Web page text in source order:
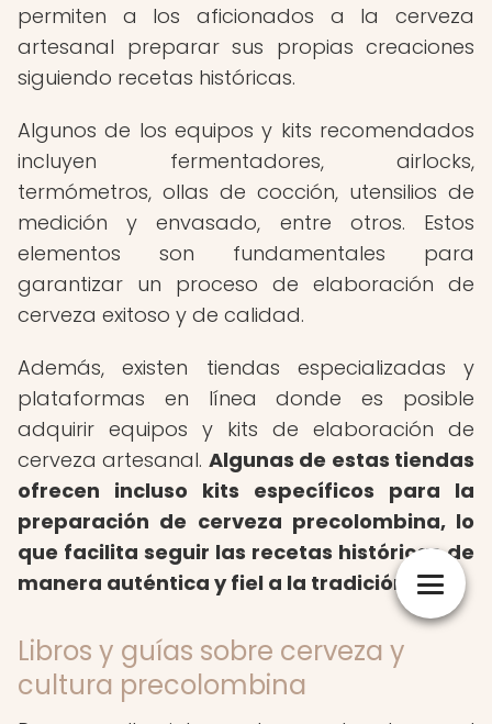
permiten a los aficionados a la cerveza
artesanal preparar sus propias creaciones
siguiendo recetas históricas.
Algunos de los equipos y kits recomendados
incluyen fermentadores, airlocks,
termómetros, ollas de cocción, utensilios de
medición y envasado, entre otros. Estos
elementos son fundamentales para
garantizar un proceso de elaboración de
cerveza exitoso y de calidad.
Además, existen tiendas especializadas y
plataformas en línea donde es posible
adquirir equipos y kits de elaboración de
cerveza artesanal. Algunas de estas tiendas
ofrecen incluso kits específicos para la
preparación de cerveza precolombina, lo
que facilita seguir las recetas históricas de
manera auténtica y fiel a la tradición.
Libros y guías sobre cerveza y
cultura precolombina